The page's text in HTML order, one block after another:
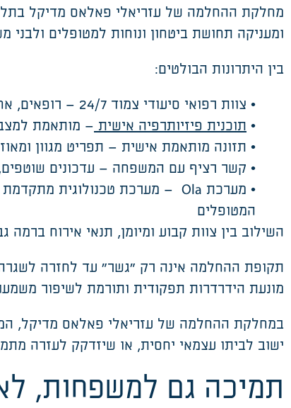
מחלקת ההחלמה של עזריאלי פאלאס מדיקל בתל
ומעניקה תחושת ביטחון ונוחות למטופלים ולבני
בין היתרונות הבולטים:
• צוות רפואי סיעודי צמוד 24/7 – רופאים,
• תוכנית פיזיותרפיה אישית – מותאמת
• תזונה מותאמת אישית – תפריט מגוון
• קשר רציף עם המשפחה – עדכונים
• מערכת – מערכת טכנולוגית מתקדמת
המטופלים
השילוב בין צוות קבוע ומיומן, תנאי אירוח
תקופת ההחלמה אינה רק "גשר" עד לחזרה
מונעת הידרדרות תפקודית ותורמת לשיפור
במחלקת ההחלמה של עזריאלי פאלאס מדיקל,
ישוב לביתו עצמאי יחסית, או שיזדקק לעזרה
תמיכה גם למשפחות,